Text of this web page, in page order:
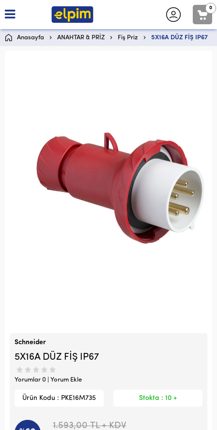
0
Anasayfa ANAHTAR & PRİZ Fiş Priz 5X16A DÜZ FİŞ IP67
Schneider
5X16A DÜZ FİŞ IP67
Yorumlar 0 | Yorum Ekle
Ürün Kodu : PKE16M735 Stokta : 10 +
1.593,00TL + KDV